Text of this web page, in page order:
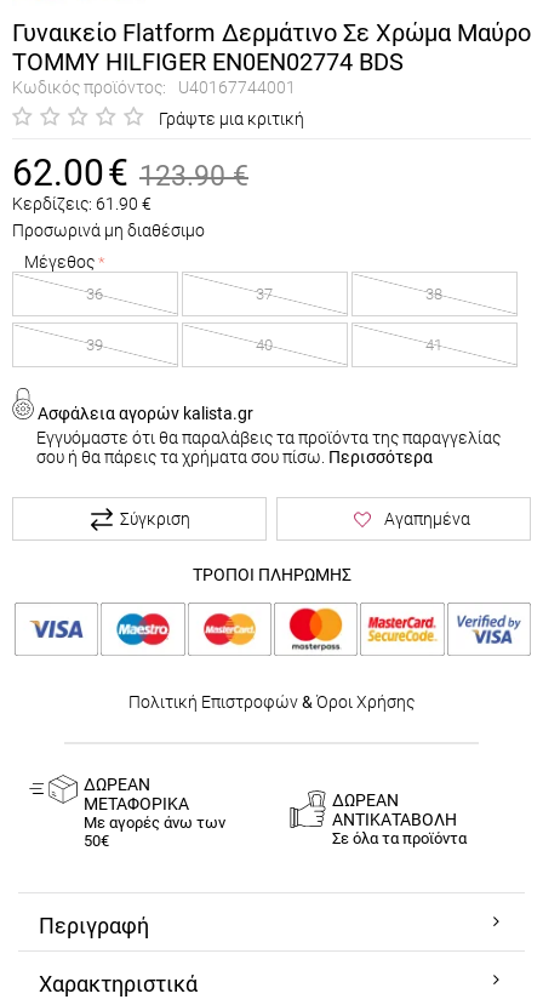
Γυναικείο Flatform Δερμάτινο Σε Χρώμα Μαύρο
TOMMY HILFIGER EN0EN02774 BDS
Κωδικός προϊόντος:
U40167744001
Γράψτε μια κριτική
62.00€ 123.90 €
Κερδίζεις: 61.90 €
Προσωρινά μη διαθέσιμο
Μέγεθος
36 37 38
39 40 41
Ασφάλεια αγορών kalista.gr
Εγγυόμαστε ότι θα παραλάβεις τα προϊόντα της παραγγελίας
σου ή θα πάρεις τα χρήματα σου πίσω. Περισσότερα
Σύγκριση Αγαπημένα
ΤΡΟΠΟΙ ΠΛΗΡΩΜΗΣ
Πολιτική Επιστροφών&Όροι Χρήσης
ΔΩΡΕΑΝ
ΜΕΤΑΦΟΡΙΚΑ
Με αγορές άνω των
50€
ΔΩΡΕΑΝ
ΑΝΤΙΚΑΤΑΒΟΛΗ
Σε όλα τα προϊόντα
Περιγραφή
Χαρακτηριστικά